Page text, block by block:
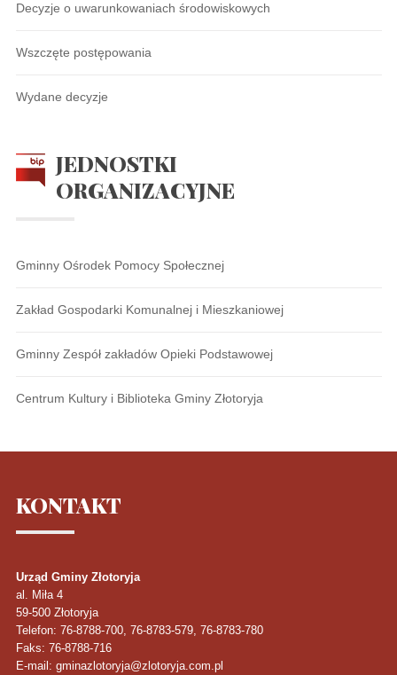
Decyzje o uwarunkowaniach środowiskowych
Wszczęte postępowania
Wydane decyzje
JEDNOSTKI
ORGANIZACYJNE
Gminny Ośrodek Pomocy Społecznej
Zakład Gospodarki Komunalnej i Mieszkaniowej
Gminny Zespół zakładów Opieki Podstawowej
Centrum Kultury i Biblioteka Gminy Złotoryja
KONTAKT
Urząd Gminy Złotoryja
al. Miła 4
59-500 Złotoryja
Telefon: 76-8788-700, 76-8783-579, 76-8783-780
Faks: 76-8788-716
E-mail: gminazlotoryja@zlotoryja.com.pl